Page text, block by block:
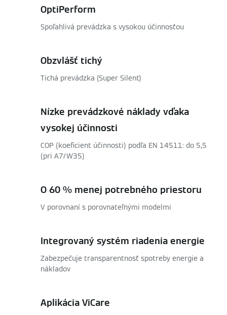
OptiPerform
Spoľahlivá prevádzka s vysokou účinnosťou
Obzvlášť tichý
Tichá prevádzka (Super Silent)
Nízke prevádzkové náklady vďaka
vysokej účinnosti
COP (koeficient účinnosti) podľa EN 14511: do 5,5
(pri A7/W35)
O 60 % menej potrebného priestoru
V porovnaní s porovnateľnými modelmi
Integrovaný systém riadenia energie
Zabezpečuje transparentnosť spotreby energie a
nákladov
Aplikácia ViCare